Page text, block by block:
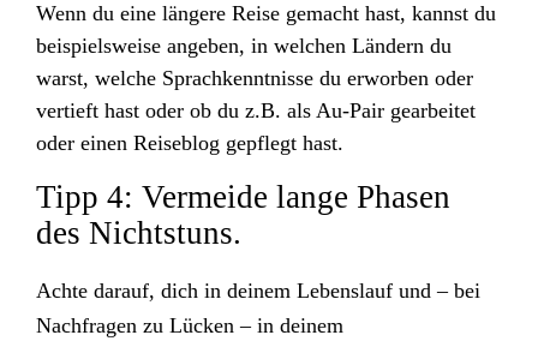
Wenn du eine längere Reise gemacht hast, kannst du
beispielsweise angeben, in welchen Ländern du
warst, welche Sprachkenntnisse du erworben oder
vertieft hast oder ob du z.B. als Au-Pair gearbeitet
oder einen Reiseblog gepflegt hast.
Tipp 4: Vermeide lange Phasen
des Nichtstuns.
Achte darauf, dich in deinem Lebenslauf und – bei
Nachfragen zu Lücken – in deinem